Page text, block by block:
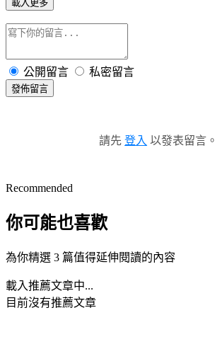
載入更多
公開留言 私密留言
發佈留言
請先 登入 以發表留言。
Recommended
你可能也喜歡
為你精選 3 篇值得延伸閱讀的內容
載入推薦文章中...
目前沒有推薦文章